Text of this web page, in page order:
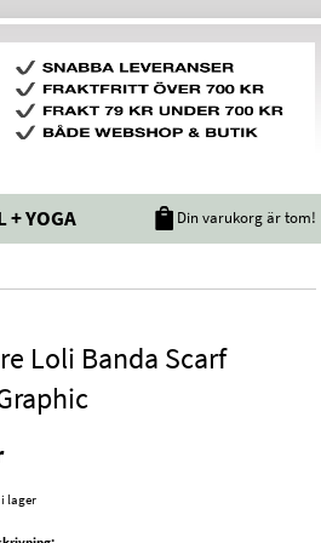
+ YOGA Din varukorg är tom!
Loli Banda Scarf
i lager